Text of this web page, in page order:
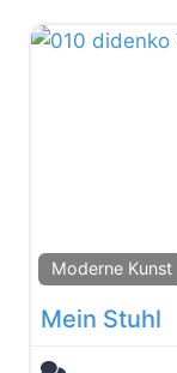
Moderne Kunst
Mein Stuhl